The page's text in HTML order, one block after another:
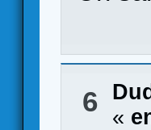
6
«